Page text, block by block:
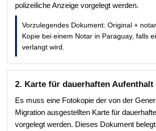
polizeiliche Anzeige vorgelegt werden.
Vorzulegendes Dokument: Original +
Kopie bei einem Notar in Paraguay, falls
verlangt wird.
2. Karte für dauerhaften Aufenthalt
Es muss eine Fotokopie der von der
Migration ausgestellten Karte für
vorgelegt werden. Dieses Dokument